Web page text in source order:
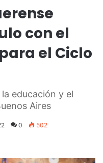
con el
el Ciclo
educación y el
Aires
0 502